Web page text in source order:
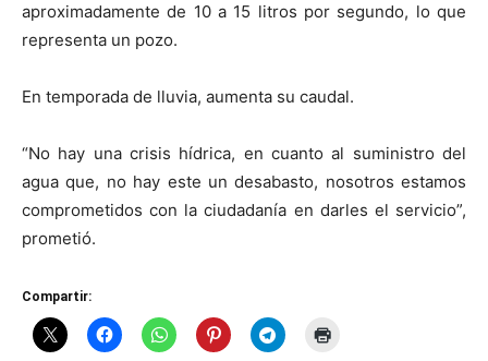
aproximadamente de 10 a 15 litros por segundo, lo que
representa un pozo.
En temporada de lluvia, aumenta su caudal.
“No hay una crisis hídrica, en cuanto al suministro del
agua que, no hay este un desabasto, nosotros estamos
comprometidos con la ciudadanía en darles el servicio”,
prometió.
Compartir: